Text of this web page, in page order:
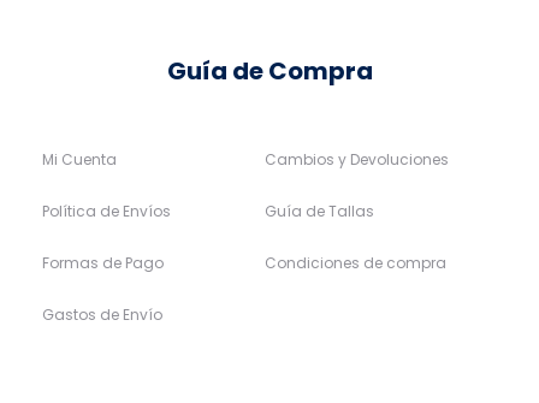
Guía de Compra
Mi Cuenta
Política de Envíos
Formas de Pago
Gastos de Envío
Cambios y Devoluciones
Guía de Tallas
Condiciones de compra